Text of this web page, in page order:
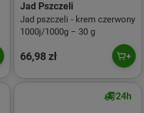
Jad Pszczeli
Jad pszczeli - krem czerwony
1000j/1000g − 30 g
66,98 zł
24h